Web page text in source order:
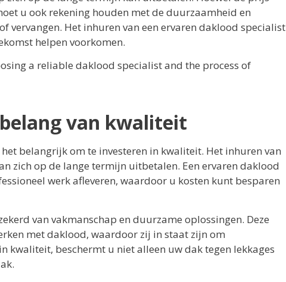
u ook rekening houden met de duurzaamheid en
Het inhuren van een ervaren daklood specialist
helpen voorkomen.
a reliable daklood specialist and the process of
van kwaliteit
belangrijk om te investeren in kwaliteit. Het inhuren van
zich op de lange termijn uitbetalen. Een ervaren daklood
werk afleveren, waardoor u kosten kunt besparen
van vakmanschap en duurzame oplossingen. Deze
met daklood, waardoor zij in staat zijn om
kwaliteit, beschermt u niet alleen uw dak tegen lekkages